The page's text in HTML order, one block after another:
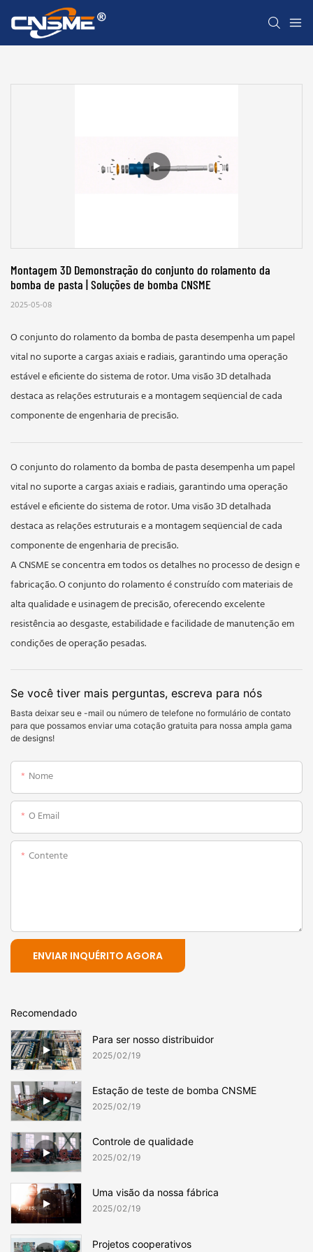
Montagem 3D Demonstração do conjunto do rolamento da
bomba de pasta | Soluções de bomba CNSME
2025-05-08
O conjunto do rolamento da bomba de pasta desempenha um papel
vital no suporte a cargas axiais e radiais, garantindo uma operação
estável e eficiente do sistema de rotor. Uma visão 3D detalhada
destaca as relações estruturais e a montagem seqüencial de cada
componente de engenharia de precisão.
O conjunto do rolamento da bomba de pasta desempenha um papel
vital no suporte a cargas axiais e radiais, garantindo uma operação
estável e eficiente do sistema de rotor. Uma visão 3D detalhada
destaca as relações estruturais e a montagem seqüencial de cada
componente de engenharia de precisão.
A CNSME se concentra em todos os detalhes no processo de design e
fabricação. O conjunto do rolamento é construído com materiais de
alta qualidade e usinagem de precisão, oferecendo excelente
resistência ao desgaste, estabilidade e facilidade de manutenção em
condições de operação pesadas.
Se você tiver mais perguntas, escreva para nós
Basta deixar seu e -mail ou número de telefone no formulário de contato
para que possamos enviar uma cotação gratuita para nossa ampla gama
de designs!
Nome
O Email
Contente
ENVIAR INQUÉRITO AGORA
Recomendado
Para ser nosso distribuidor
2025 02 19
Estação de teste de bomba CNSME
2025 02 19
Controle de qualidade
2025 02 19
Uma visão da nossa fábrica
2025 02 19
Projetos cooperativos